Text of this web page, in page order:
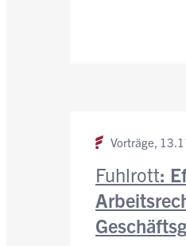
Vorträge,
Fuhlrott: